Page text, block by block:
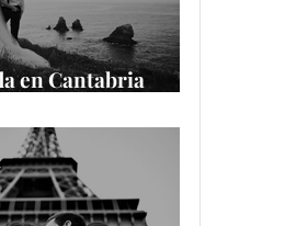
en Cantabria